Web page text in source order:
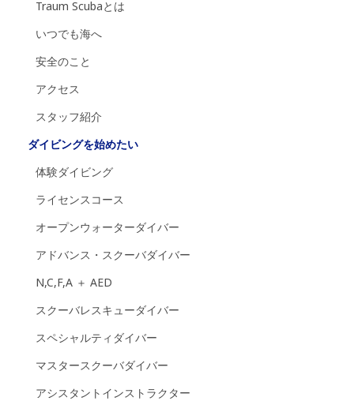
Traum Scubaとは
いつでも海へ
安全のこと
アクセス
スタッフ紹介
ダイビングを始めたい
体験ダイビング
ライセンスコース
オープンウォーターダイバー
アドバンス・スクーバダイバー
N,C,F,A ＋ AED
スクーバレスキューダイバー
スペシャルティダイバー
マスタースクーバダイバー
アシスタントインストラクター